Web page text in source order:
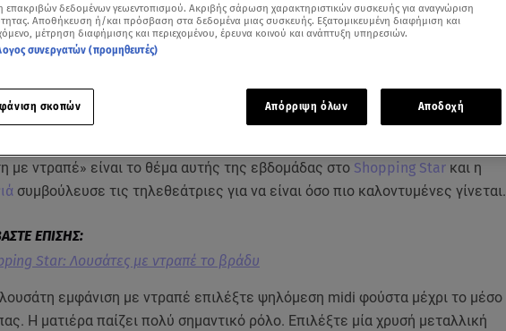
Add star.gr on Google
με ντραπέ» είναι το θέμα αυτής της εβδομάδας στοShopping Starκαι η
συμβούλευσε τις τηλεθεάτριες για να είναι όσο πιο καλοντυμένες γίνεται.
Star: Λουσάτες με ντραπέ το βράδυ
λουσάτη εμφάνιση με ντραπέ επιλέξτε ψηλόμεση midi φούστα μέχρι το μέσο
Η ματιέρα παίζει πολύ σημαντικό ρόλο. Επιλέξτε μία χρυσή μεταλλική
επακριβών δεδομένων γεωεντοπισμού. Ακριβής σάρωση χαρακτηριστικών συσκευής για αναγνώριση
Αποθήκευση ή/και πρόσβαση στα δεδομένα μιας συσκευής. Εξατομικευμένη διαφήμιση και
μέτρηση διαφήμισης και περιεχομένου, έρευνα κοινού και ανάπτυξη υπηρεσιών.
συνεργατών (προμηθευτές)
σκοπών Απόρριψη όλων Αποδοχή